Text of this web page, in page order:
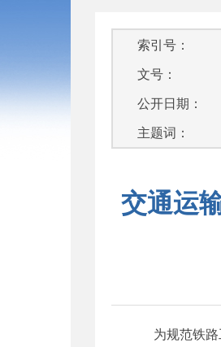
索引号：
文号：
公开日期：
主题词：
交通运
为规范铁路